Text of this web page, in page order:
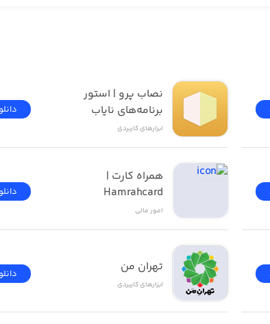
برنامه‌های نایاب
ابزار‌های کاربردی
Hamrahcard
امور ‌مالی
تهران من
ابزار‌های کاربردی